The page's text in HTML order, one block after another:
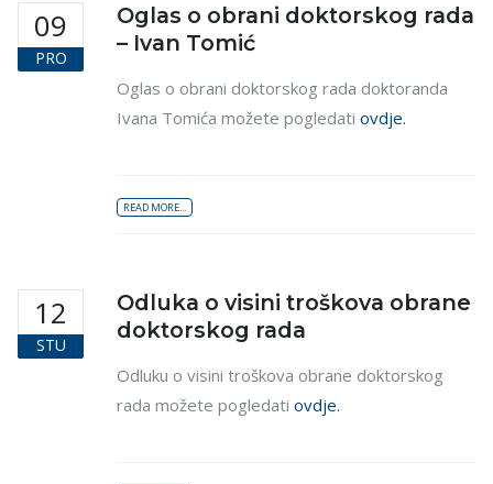
09
PRO
Oglas o obrani doktorskog rada
– Ivan Tomić
Oglas o obrani doktorskog rada doktoranda
Ivana Tomića možete pogledati ovdje.
READ MORE...
12
STU
Odluka o visini troškova obrane
doktorskog rada
Odluku o visini troškova obrane doktorskog
rada možete pogledati ovdje.